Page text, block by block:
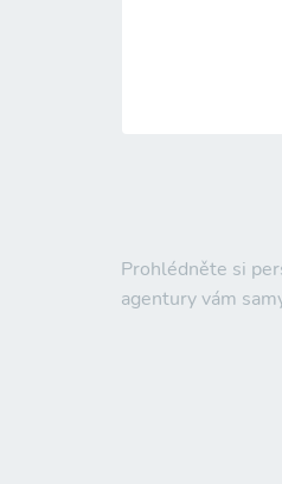
Prohlédněte si
agentury vám